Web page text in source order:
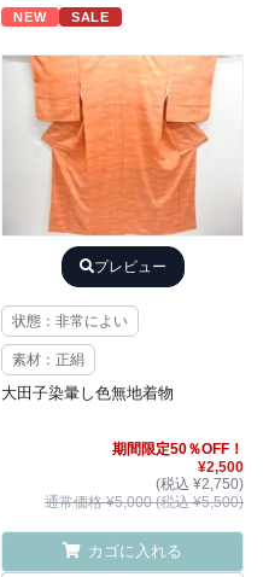
NEW SALE
プレビュー
状態：非常によい
素材：正絹
大田子染暈し色無地着物
期間限定50％OFF！
¥2,500
(税込 ¥2,750)
通常価格 ¥5,000 (税込 ¥5,500)
カゴに入れる